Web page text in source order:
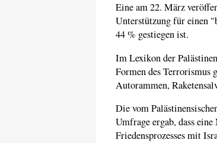
Eine am 22. März
Unterstützung für einen
44 % gestiegen ist.
Im Lexikon der
Formen des Terrorismus
Autorammen,
Die vom
Umfrage ergab, dass
Friedensprozesses mit